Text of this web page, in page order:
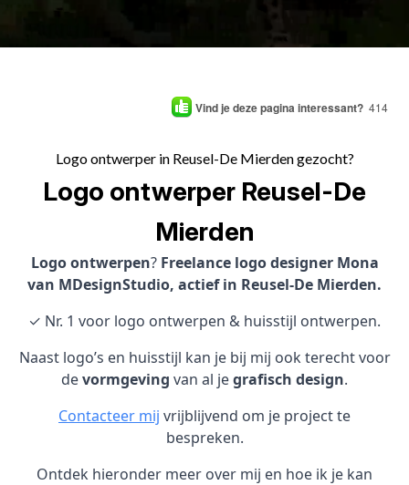
Vind je deze pagina interessant? 414
Logo ontwerper in Reusel-De Mierden gezocht?
Logo ontwerper Reusel-De
Mierden
Logo ontwerpen? Freelance logo designer Mona
van MDesignStudio, actief in Reusel-De Mierden.
✓ Nr. 1 voor logo ontwerpen & huisstijl ontwerpen.
Naast logo’s en huisstijl kan je bij mij ook terecht voor
devormgeving van al jegrafisch design.
Contacteer mij vrijblijvend om je project te
bespreken.
Ontdek hieronder meer over mij en hoe ik je kan